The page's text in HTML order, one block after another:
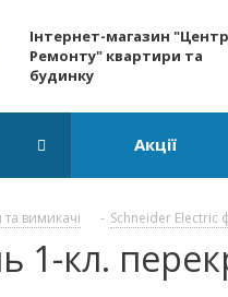
Інтернет-магазин "Центр
Ремонту" квартири та
будинку
Акції
та вимикачі - Schneider Electric
1-кл.